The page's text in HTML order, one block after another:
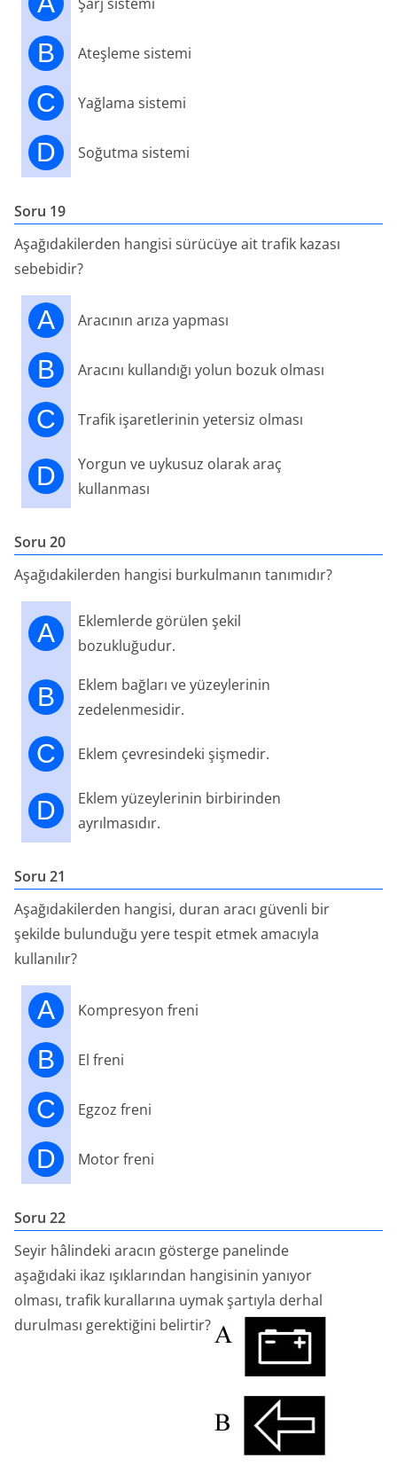
B Ateşleme sistemi
C Yağlama sistemi
D Soğutma sistemi
Soru 19
Aşağıdakilerden hangisi sürücüye ait trafik kazası
sebebidir?
A Aracının arıza yapması
B Aracını kullandığı yolun bozuk olması
C Trafik işaretlerinin yetersiz olması
D
Yorgun ve uykusuz olarak araç
kullanması
Soru 20
Aşağıdakilerden hangisi burkulmanın tanımıdır?
A
Eklemlerde görülen şekil
bozukluğudur.
B
Eklem bağları ve yüzeylerinin
zedelenmesidir.
C Eklem çevresindeki şişmedir.
D
Eklem yüzeylerinin birbirinden
ayrılmasıdır.
Soru 21
Aşağıdakilerden hangisi, duran aracı güvenli bir
şekilde bulunduğu yere tespit etmek amacıyla
kullanılır?
A Kompresyon freni
B El freni
C Egzoz freni
D Motor freni
Soru 22
Seyir hâlindeki aracın gösterge panelinde
aşağıdaki ikaz ışıklarından hangisinin yanıyor
olması, trafik kurallarına uymak şartıyla derhal
durulması gerektiğini belirtir?